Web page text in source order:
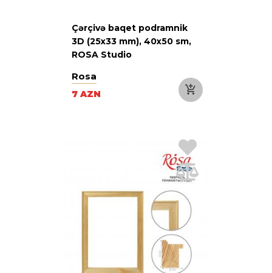
Çərçivə baqet podramnik
3D (25х33 mm), 40х50 sm,
ROSA Studio
Rosa
7 AZN